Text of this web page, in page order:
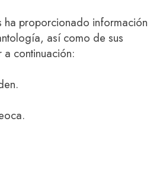
proporcionado información
así como de sus
continuación: